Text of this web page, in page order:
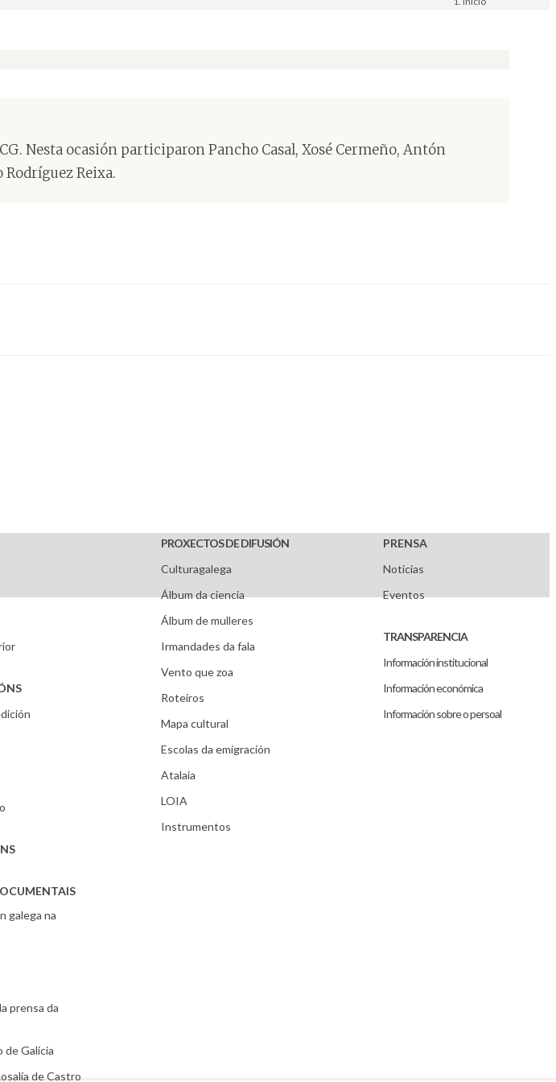
Nesta ocasión participaron Pancho Casal, Xosé Cermeño, Antón
Reixa.
galega na
prensa da
de Galicia
de Castro
PROXECTOS DE DIFUSIÓN
Culturagalega
Álbum da ciencia
Álbum de mulleres
Irmandades da fala
Vento que zoa
Roteiros
Mapa cultural
Escolas da emigración
Atalaia
LOIA
Instrumentos
PRENSA
Noticias
Eventos
TRANSPARENCIA
Información institucional
Información económica
Información sobre o persoal